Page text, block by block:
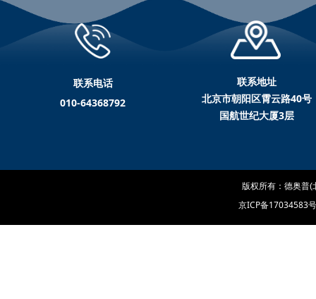
联系电话
010-64368792
联系地址
北京市朝阳区霄云路40号
国航世纪大厦3层
版权所有：德奥普
京ICP备17034583